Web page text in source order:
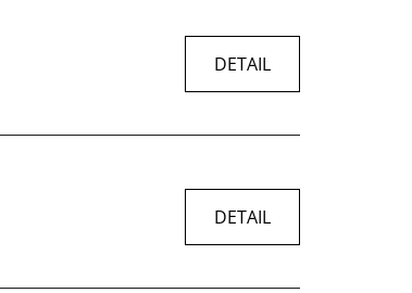
DETAIL
DETAIL